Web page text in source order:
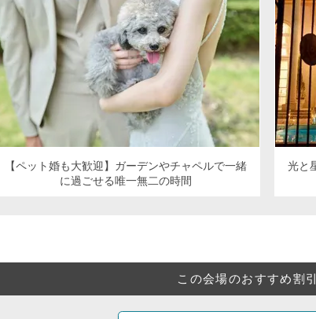
【ペット婚も大歓迎】ガーデンやチャペルで一緒
に過ごせる唯一無二の時間
光と
この会場のおすすめ割